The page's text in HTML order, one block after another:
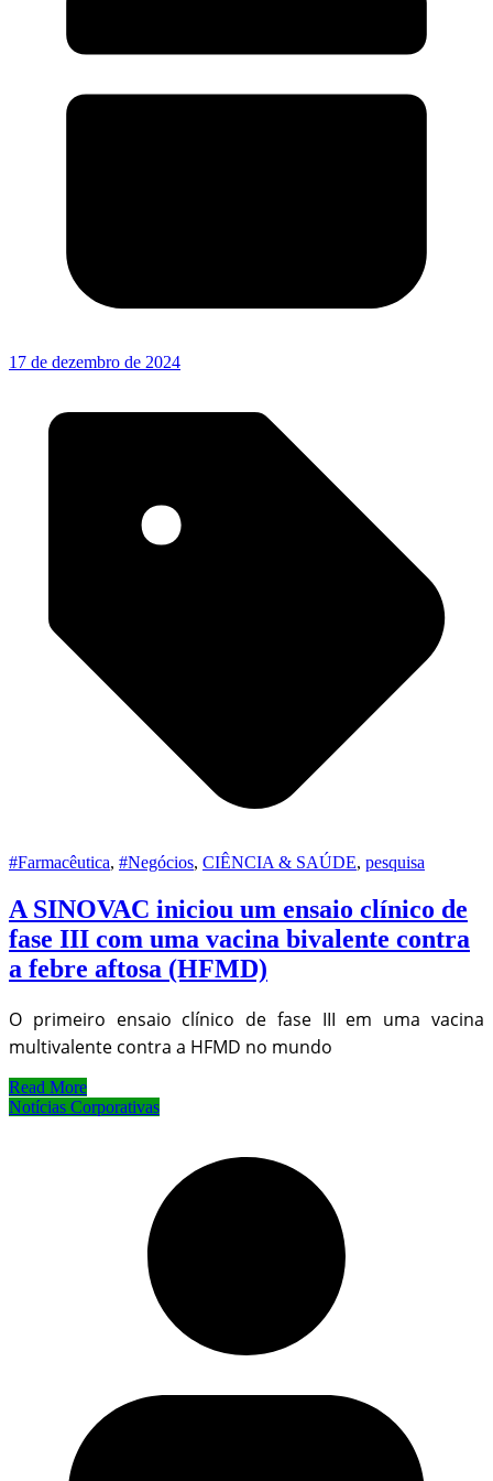
17 de dezembro de 2024
#Farmacêutica, #Negócios, CIÊNCIA & SAÚDE, pesquisa
A SINOVAC iniciou um ensaio clínico de
fase III com uma vacina bivalente contra
a febre aftosa (HFMD)
O primeiro ensaio clínico de fase III em uma vacina
multivalente contra a HFMD no mundo
Read More
Notícias Corporativas